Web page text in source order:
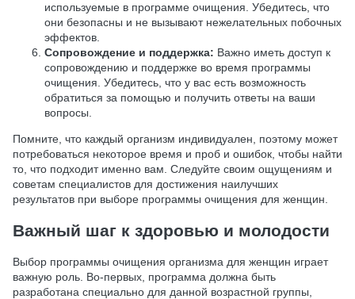
используемые в программе очищения. Убедитесь, что
они безопасны и не вызывают нежелательных побочных
эффектов.
Сопровождение и поддержка: Важно иметь доступ к
сопровождению и поддержке во время программы
очищения. Убедитесь, что у вас есть возможность
обратиться за помощью и получить ответы на ваши
вопросы.
Помните, что каждый организм индивидуален, поэтому может
потребоваться некоторое время и проб и ошибок, чтобы найти
то, что подходит именно вам. Следуйте своим ощущениям и
советам специалистов для достижения наилучших
результатов при выборе программы очищения для женщин.
Важный шаг к здоровью и молодости
Выбор программы очищения организма для женщин играет
важную роль. Во-первых, программа должна быть
разработана специально для данной возрастной группы,